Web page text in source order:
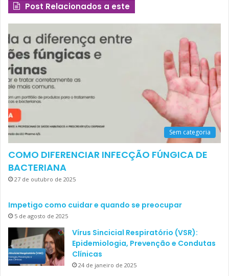
Post Relacionados a este
Sem categoria
COMO DIFERENCIAR INFECÇÃO FÚNGICA DE
BACTERIANA
27 de outubro de 2025
Impetigo como cuidar e quando se preocupar
5 de agosto de 2025
Vírus Sincicial Respiratório (VSR):
Epidemiologia, Prevenção e Condutas
Clínicas
24 de janeiro de 2025